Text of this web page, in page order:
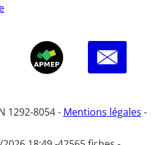
1292-8054 - Mentions légales -